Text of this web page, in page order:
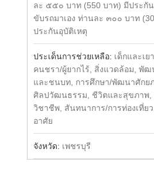
ละ ๕๕๐ บาท (550 บาท) มีประกัน
ขับรถมาเอง ท่านละ ๓๐๐ บาท
ประกันอุบัติเหตุ
ประเด็นการช่วยเหลือ: เด็กและเย
คนชรา/ผู้ยากไร้, สิ่งแวดล้อม, พั
และชนบท, การศึกษา/พัฒนาศักยภ
ศิลปวัฒนธรรม, ชีวิตและสุขภาพ,
วิชาชีพ, สันทนาการ/การท่องเที่ย
อาศัย
จังหวัด: เพชรบุรี